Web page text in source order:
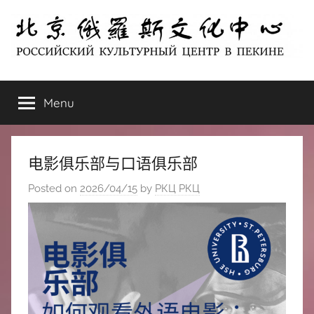
content
北
京
俄
罗
斯
化
ЦЕНТР
В
ПЕКИНЕ
Menu
电影俱乐部与口语俱乐部
Posted on 2026/04/15 by РКЦ РКЦ